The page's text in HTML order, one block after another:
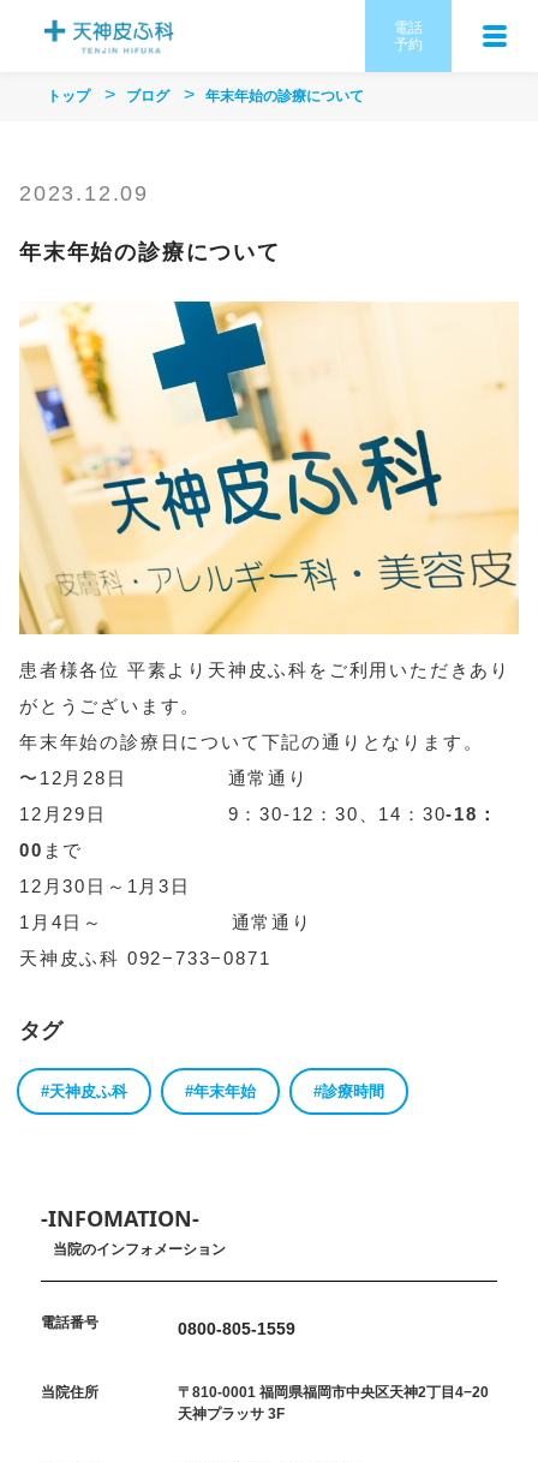
電話
予約
トップ ブログ 年末年始の診療について
2023.12.09
年末年始の診療について
患者様各位 平素より天神皮ふ科をご利用いただきあり
がとうございます。
年末年始の診療日について下記の通りとなります。
〜12月28日 通常通り
12月29日 9：30-12：30、14：30-18：
00 まで
12月30日～1月3日
1月4日～ 通常通り
天神皮ふ科 092−733−0871
タグ
#天神皮ふ科 #年末年始 #診療時間
-INFOMATION-
当院のインフォメーション
電話番号 0800-805-1559
当院住所
〒810-0001 福岡県福岡市中央区天神2丁目4−20
天神プラッサ 3F